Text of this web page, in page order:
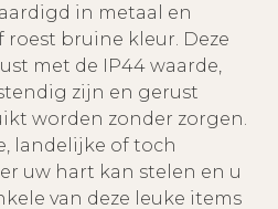
in metaal en
bruine kleur. Deze
met de IP44 waarde,
zijn en gerust
worden zonder zorgen.
landelijke of toch
uw hart kan stelen en u
van deze leuke items